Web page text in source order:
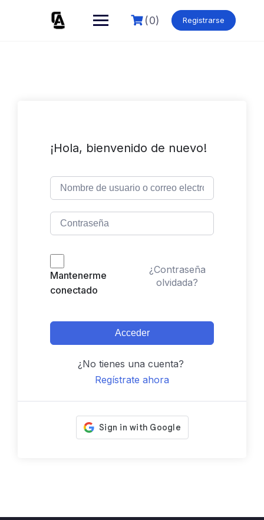
(0) Registrarse
¡Hola, bienvenido de nuevo!
Mantenerme
conectado
¿Contraseña
olvidada?
Acceder
¿No tienes una cuenta?
Regístrate ahora